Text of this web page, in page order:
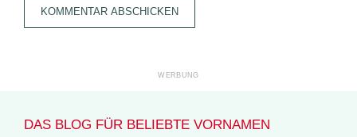
DAS BLOG FÜR BELIEBTE VORNAMEN